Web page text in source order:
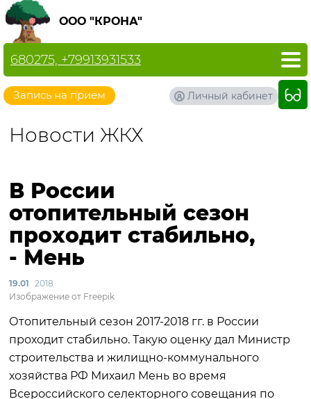
ООО "КРОНА"
Запись на прием
680275, +79913931533
Личный кабинет
Новости ЖКХ
В России
отопительный сезон
проходит стабильно,
- Мень
19.01 2018
Изображение от Freepik
Отопительный сезон 2017-2018 гг. в России
проходит стабильно. Такую оценку дал Министр
строительства и жилищно-коммунального
хозяйства РФ Михаил Мень во время
Всероссийского селекторного совещания по